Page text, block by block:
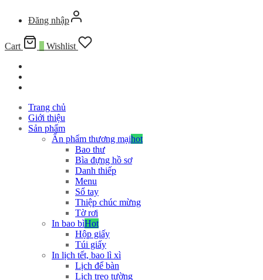
Đăng nhập
Cart Wishlist
Trang chủ
Giới thiệu
Sản phẩm
Ấn phẩm thương mạihot
Bao thư
Bìa đựng hồ sơ
Danh thiếp
Menu
Sổ tay
Thiệp chúc mừng
Tờ rơi
In bao bìHot
Hộp giấy
Túi giấy
In lịch tết, bao lì xì
Lịch để bàn
Lịch treo tường